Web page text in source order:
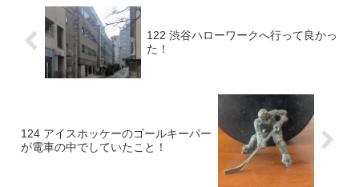
122 渋谷ハローワークへ行って良かっ
た！
124 アイスホッケーのゴールキーパー
が電車の中でしていたこと！